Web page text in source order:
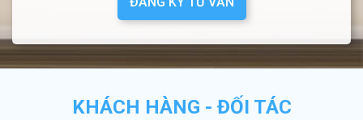
KHÁCH HÀNG - ĐỐI TÁC